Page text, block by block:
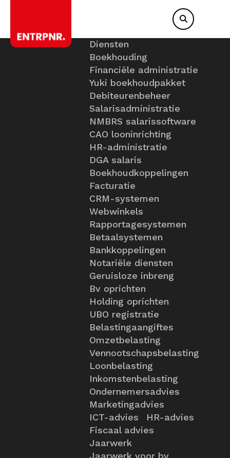
Diensten
Boekhouding
Financiële administratie
Yuki boekhoudpakket
Debiteurenbeheer
Salarisadministratie
NMBRS salarissoftware
CAO looninrichting
HR-administratie
DGA salaris
Boekhoudkoppelingen
Facturatie
CRM-systemen
Webwinkels
Rapportagesystemen
Betaalsystemen
Bankkoppelingen
Notariële diensten
Geruisloze inbreng
Bv oprichten
Holding oprichten
UBO registratie
Belastingaangiftes
Omzetbelasting
Vennootschapsbelasting
Loonbelasting
Inkomstenbelasting
Ondernemersadvies
Marketingadvies
ICT-advies
HR-advies
Fiscaal advies
Jaarwerk
Jaarwerk voor bv